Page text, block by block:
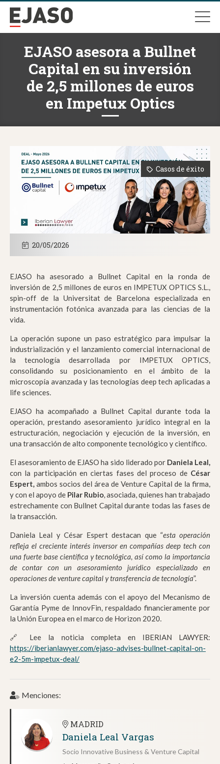
EJASO asesora a Bullnet
Capital en su inversión
de 2,5 millones de euros
en Impetux Optics
Casos de éxito
20/05/2026
EJASO ha asesorado a Bullnet Capital en la ronda de
inversión de 2,5 millones de euros en IMPETUX OPTICS S.L.,
spin-off de la Universitat de Barcelona especializada en
instrumentación fotónica avanzada para las ciencias de la
vida.
La operación supone un paso estratégico para impulsar la
industrialización y el lanzamiento comercial internacional de
la tecnología desarrollada por IMPETUX OPTICS,
consolidando su posicionamiento en el ámbito de la
microscopía avanzada y las tecnologías deep tech aplicadas a
life sciences.
EJASO ha acompañado a Bullnet Capital durante toda la
operación, prestando asesoramiento jurídico integral en la
estructuración, negociación y ejecución de la inversión, en
una transacción de alto componente tecnológico y científico.
El asesoramiento de EJASO ha sido liderado por Daniela Leal,
con la participación en ciertas fases del proceso de César
Espert, ambos socios del área de Venture Capital de la firma,
y con el apoyo de Pilar Rubio, asociada, quienes han trabajado
estrechamente con Bullnet Capital durante todas las fases de
la transacción.
Daniela Leal y César Espert destacan que “esta operación
refleja el creciente interés inversor en compañías deep tech con
una fuerte base científica y tecnológica, así como la importancia
de contar con un asesoramiento jurídico especializado en
operaciones de venture capital y transferencia de tecnología”.
La inversión cuenta además con el apoyo del Mecanismo de
Garantía Pyme de InnovFin, respaldado financieramente por
la Unión Europea en el marco de Horizon 2020.
🔗 Lee la noticia completa en IBERIAN LAWYER:
https://iberianlawyer.com/ejaso-advises-bullnet-capital-on-
e2-5m-impetux-deal/
Menciones:
MADRID
Daniela Leal Vargas
Socio Innovative Business & Venture Capital